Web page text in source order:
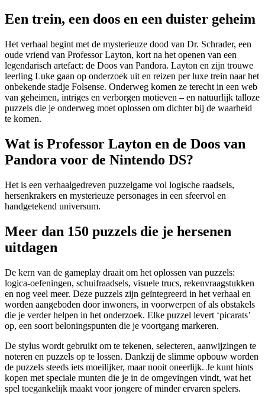
Een trein, een doos en een duister geheim
Het verhaal begint met de mysterieuze dood van Dr. Schrader, een
oude vriend van Professor Layton, kort na het openen van een
legendarisch artefact: de Doos van Pandora. Layton en zijn trouwe
leerling Luke gaan op onderzoek uit en reizen per luxe trein naar het
onbekende stadje Folsense. Onderweg komen ze terecht in een web
van geheimen, intriges en verborgen motieven – en natuurlijk talloze
puzzels die je onderweg moet oplossen om dichter bij de waarheid
te komen.
Wat is Professor Layton en de Doos van
Pandora voor de Nintendo DS?
Het is een verhaalgedreven puzzelgame vol logische raadsels,
hersenkrakers en mysterieuze personages in een sfeervol en
handgetekend universum.
Meer dan 150 puzzels die je hersenen
uitdagen
De kern van de gameplay draait om het oplossen van puzzels:
logica-oefeningen, schuifraadsels, visuele trucs, rekenvraagstukken
en nog veel meer. Deze puzzels zijn geïntegreerd in het verhaal en
worden aangeboden door inwoners, in voorwerpen of als obstakels
die je verder helpen in het onderzoek. Elke puzzel levert ‘picarats’
op, een soort beloningspunten die je voortgang markeren.
De stylus wordt gebruikt om te tekenen, selecteren, aanwijzingen te
noteren en puzzels op te lossen. Dankzij de slimme opbouw worden
de puzzels steeds iets moeilijker, maar nooit oneerlijk. Je kunt hints
kopen met speciale munten die je in de omgevingen vindt, wat het
spel toegankelijk maakt voor jongere of minder ervaren spelers.